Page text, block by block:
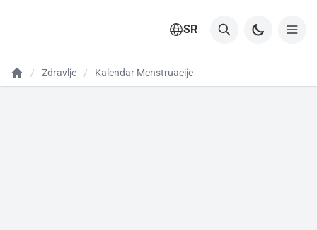
SR
Zdravlje Kalendar Menstruacije